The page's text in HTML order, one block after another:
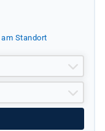
Standort